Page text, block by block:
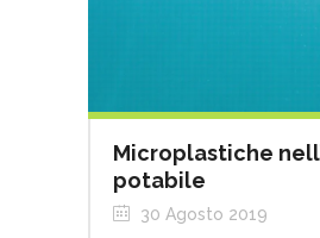
Microplastiche
potabile
30 Agosto 2019